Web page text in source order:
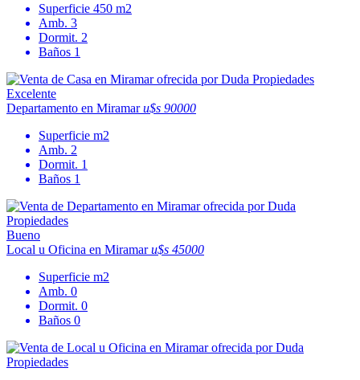
Superficie 450 m2
Amb. 3
Dormit. 2
Baños 1
Excelente
Departamento en Miramaru$s 90000
Superficie m2
Amb. 2
Dormit. 1
Baños 1
Bueno
Local u Oficina en Miramaru$s 45000
Superficie m2
Amb. 0
Dormit. 0
Baños 0